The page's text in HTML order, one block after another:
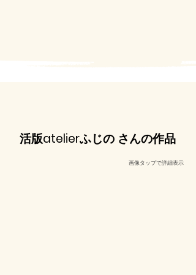
活版atelierふじの さんの作品
​画像タップで詳細表示